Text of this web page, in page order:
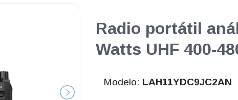
Radio portátil
Watts UHF 400-
Modelo: LAH11YDC9JC2AN